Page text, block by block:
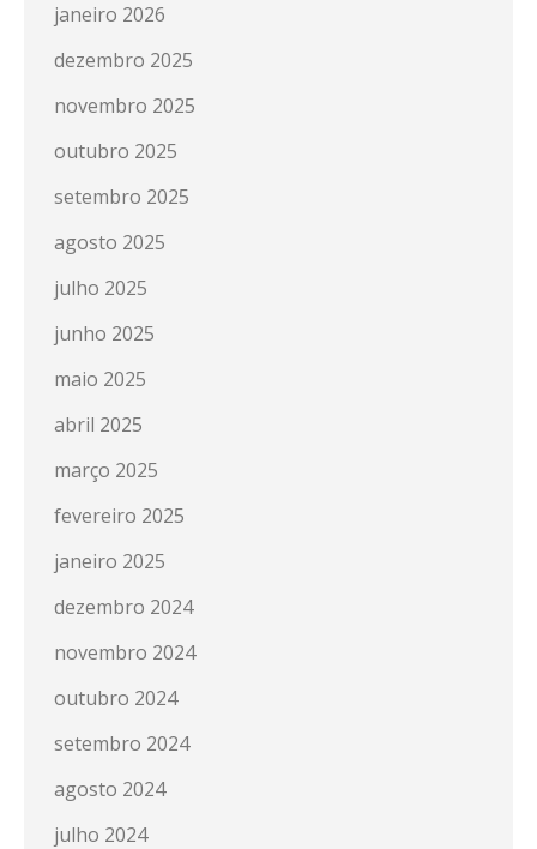
janeiro 2026
dezembro 2025
novembro 2025
outubro 2025
setembro 2025
agosto 2025
julho 2025
junho 2025
maio 2025
abril 2025
março 2025
fevereiro 2025
janeiro 2025
dezembro 2024
novembro 2024
outubro 2024
setembro 2024
agosto 2024
julho 2024